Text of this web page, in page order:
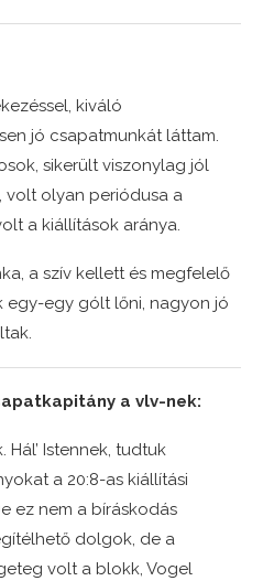
kiváló
jó csapatmunkát láttam.
sikerült viszonylag jól
volt olyan periódusa a
a kiállítások aránya.
a szív kellett és megfelelő
egy gólt lőni, nagyon jó
a vlv-nek:
Hál’ Istennek, tudtuk
a 20:8-as kiállítási
ez nem a bíráskodás
dolgok, de a
volt a blokk, Vogel